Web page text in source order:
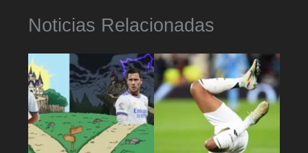
Noticias Relacionadas